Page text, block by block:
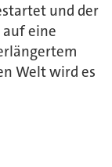
und der
eine
Welt wird es